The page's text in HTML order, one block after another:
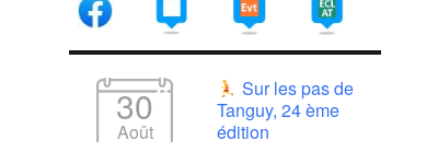
30
Août
Sur les pas de
Tanguy, 24 ème
édition